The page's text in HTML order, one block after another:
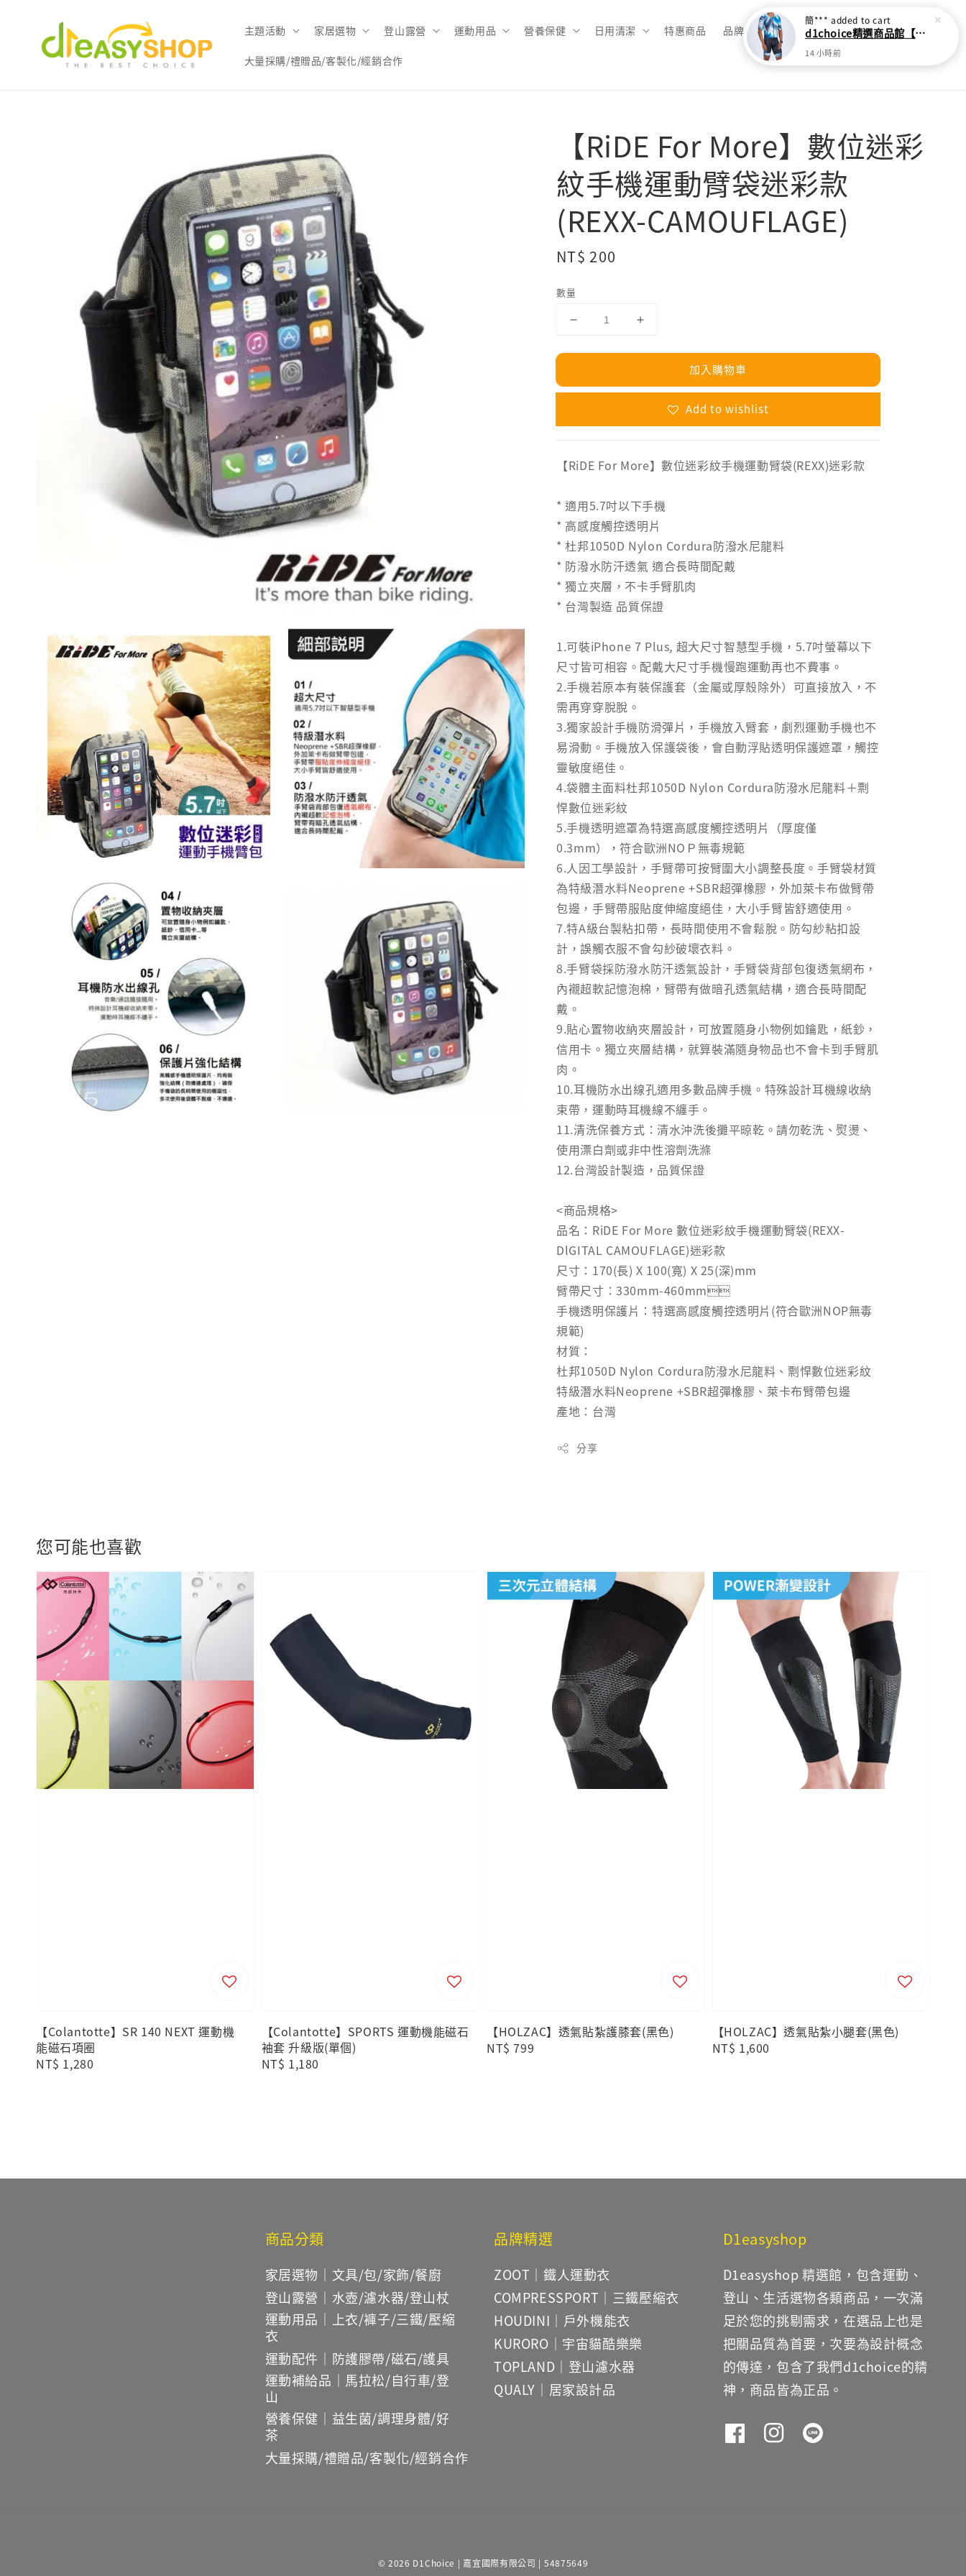
主題活動 家居選物 登山露營 運動用品 營養保健 日用清潔 特惠商品 品牌總覽
大量採購/禮贈品/客製化/經銷合作
【RiDE For More】數位迷彩
紋手機運動臂袋迷彩款
(REXX-CAMOUFLAGE)
Regular
NT$ 200
數量
加入購物車
Add to wishlist
【RiDE For More】數位迷彩紋手機運動臂袋(REXX)迷彩款
* 適用5.7吋以下手機
* 高感度觸控透明片
* 杜邦1050D Nylon Cordura防潑水尼龍料
* 防潑水防汗透氣 適合長時間配戴
* 獨立夾層，不卡手臂肌肉
* 台灣製造 品質保證
1.可裝iPhone 7 Plus, 超大尺寸智慧型手機，5.7吋螢幕以下
尺寸皆可相容。配戴大尺寸手機慢跑運動再也不費事。
2.手機若原本有裝保護套（金屬或厚殼除外）可直接放入，不
需再穿穿脫脫。
3.獨家設計手機防滑彈片，手機放入臂套，劇烈運動手機也不
易滑動。手機放入保護袋後，會自動浮貼透明保護遮罩，觸控
靈敏度絕佳。
4.袋體主面料杜邦1050D Nylon Cordura防潑水尼龍料＋剽
悍數位迷彩紋
5.手機透明遮罩為特選高感度觸控透明片（厚度僅
0.3mm），符合歐洲NOＰ無毒規範
6.人因工學設計，手臂帶可按臂圍大小調整長度。手臂袋材質
為特級潛水料Neoprene +SBR超彈橡膠，外加萊卡布做臂帶
包邊，手臂帶服貼度伸縮度絕佳，大小手臂皆舒適使用。
7.特A級台製粘扣帶，長時間使用不會鬆脫。防勾紗粘扣設
計，誤觸衣服不會勾紗破壞衣料。
8.手臂袋採防潑水防汗透氣設計，手臂袋背部包復透氣網布，
內襯超軟記憶泡棉，臂帶有做暗孔透氣結構，適合長時間配
戴。
9.貼心置物收納夾層設計，可放置隨身小物例如鑰匙，紙鈔，
信用卡。獨立夾層結構，就算裝滿隨身物品也不會卡到手臂肌
肉。
10.耳機防水出線孔適用多數品牌手機。特殊設計耳機線收納
束帶，運動時耳機線不纏手。
11.清洗保養方式：清水沖洗後攤平晾乾。請勿乾洗、熨燙、
使用漂白劑或非中性溶劑洗滌
12.台灣設計製造，品質保證
<商品規格>
品名：RiDE For More 數位迷彩紋手機運動臂袋(REXX-
DlGITAL CAMOUFLAGE)迷彩款
尺寸：170(長) X 100(寬) X 25(深)mm
臂帶尺寸：330mm-460mm
手機透明保護片：特選高感度觸控透明片(符合歐洲NOP無毒
規範)
材質：
杜邦1050D Nylon Cordura防潑水尼龍料、剽悍數位迷彩紋
特級潛水料Neoprene +SBR超彈橡膠、萊卡布臂帶包邊
產地：台灣
分享
您可能也喜歡
【Colantotte】SR 140 NEXT 運動機
能磁石項圈
Regular
NT$ 1,280
【Colantotte】SPORTS 運動機能磁石
袖套 升級版(單個)
Regular
NT$ 1,180
【HOLZAC】透氣貼紮護膝套(黑色)
Regular
NT$ 799
【HOLZAC】透氣貼紮小腿套(黑色)
Regular
NT$ 1,600
商品分類
家居選物｜文具/包/家飾/餐廚
登山露營｜水壺/濾水器/登山杖
運動用品｜上衣/褲子/三鐵/壓縮
衣
運動配件｜防護膠帶/磁石/護具
運動補給品｜馬拉松/自行車/登
山
營養保健｜益生菌/調理身體/好
茶
大量採購/禮贈品/客製化/經銷合作
品牌精選
ZOOT｜鐵人運動衣
COMPRESSPORT｜三鐵壓縮衣
HOUDINI｜戶外機能衣
KURORO｜宇宙貓酷樂樂
TOPLAND｜登山濾水器
QUALY｜居家設計品
D1easyshop
D1easyshop 精選館，包含運動、
登山、生活選物各類商品，一次滿
足於您的挑剔需求，在選品上也是
把關品質為首要，次要為設計概念
的傳達，包含了我們d1choice的精
神，商品皆為正品。
© 2026 D1Choice | 嘉宜國際有限公司 | 54875649
簡*** added to cart
d1choice精選商品館【ZOOT】LTD RACESUITS 經典系列 - 全開連身三鐵衣 - SURGE (男)
14 小時前